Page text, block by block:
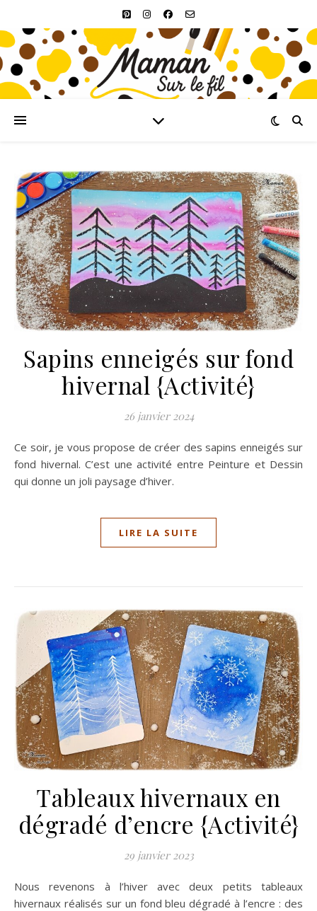
Sapins enneigés sur fond
hivernal {Activité}
26 janvier 2024
Ce soir, je vous propose de créer des sapins enneigés sur
fond hivernal. C’est une activité entre Peinture et Dessin
qui donne un joli paysage d’hiver.
LIRE LA SUITE
Tableaux hivernaux en
dégradé d’encre {Activité}
29 janvier 2023
Nous revenons à l’hiver avec deux petits tableaux
hivernaux réalisés sur un fond bleu dégradé à l’encre : des